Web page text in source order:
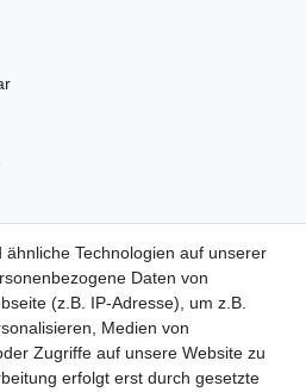
Technologien auf unserer
Daten von
(z.B. IP-Adresse), um z.B.
Medien von
Zugriffe auf unsere Website zu
erfolgt erst durch gesetzte